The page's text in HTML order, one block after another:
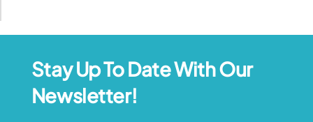
Stay Up To Date With Our
Newsletter!